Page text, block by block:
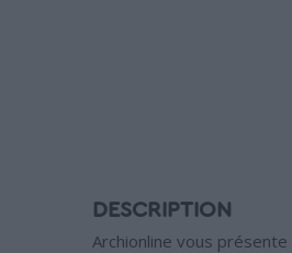
DESCRIPTION
Archionline vous